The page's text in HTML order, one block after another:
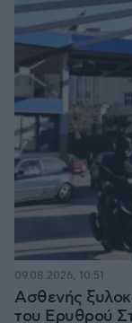
Ασθενής
του Ερυθρού
09.08.2026, 10:51